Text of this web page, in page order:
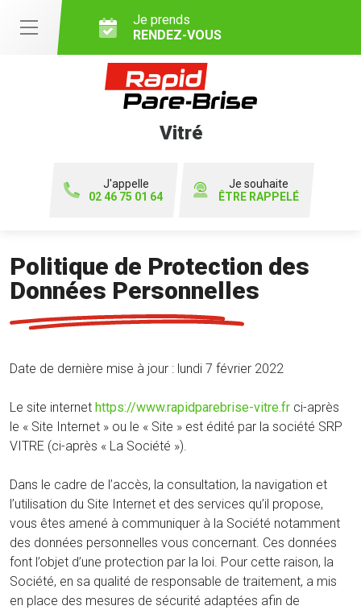
Je prends
RENDEZ-VOUS
Vitré
J'appelle
02 46 75 01 64
Je souhaite
ÊTRE RAPPELÉ
Politique de Protection des
Données Personnelles
Date de dernière mise à jour : lundi 7 février 2022
Le site internet https://www.rapidparebrise-vitre.fr ci-après
le « Site Internet » ou le « Site » est édité par la société SRP
VITRE (ci-après « La Société »).
Dans le cadre de l’accès, la consultation, la navigation et
l’utilisation du Site Internet et des services qu’il propose,
vous êtes amené à communiquer à la Société notamment
des données personnelles vous concernant. Ces données
font l’objet d’une protection par la loi. Pour cette raison, la
Société, en sa qualité de responsable de traitement, a mis
en place des mesures de sécurité adaptées afin de